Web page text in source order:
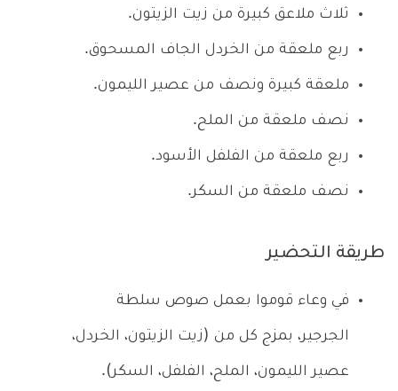
ثلاث ملاعق كبيرة من زيت الزيتون.
ربع ملعقة من الخردل الجاف المسحوق.
ملعقة كبيرة ونصف من عصير الليمون.
نصف ملعقة من الملح.
ربع ملعقة من الفلفل الأسود.
نصف ملعقة من السكر.
طريقة التحضير
في وعاء قوموا بعمل صوص سلطة
الجرجير، بمزج كل من (زيت الزيتون، الخردل،
عصير الليمون، الملح، الفلفل، السكر).